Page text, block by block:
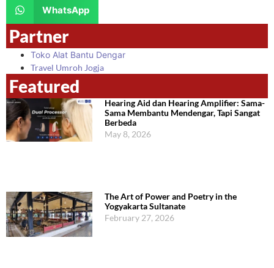
WhatsApp
Partner
Toko Alat Bantu Dengar
Travel Umroh Jogja
Featured
Hearing Aid dan Hearing Amplifier: Sama-
Sama Membantu Mendengar, Tapi Sangat
Berbeda
May 8, 2026
The Art of Power and Poetry in the
Yogyakarta Sultanate
February 27, 2026